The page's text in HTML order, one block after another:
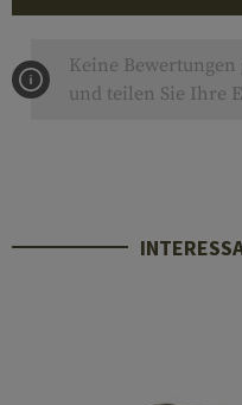
Keine
und teilen Sie Ihre